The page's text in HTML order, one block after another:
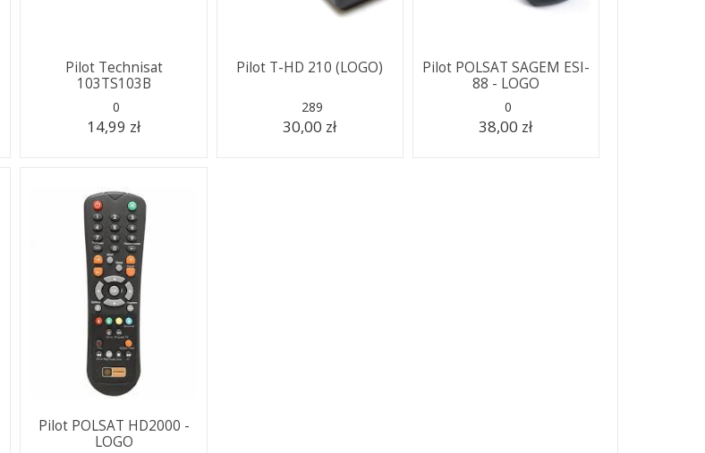
Pilot Technisat
103TS103B
0
14,99 zł
Pilot T-HD 210 (LOGO)
289
30,00 zł
Pilot POLSAT SAGEM ESI-
88 - LOGO
0
38,00 zł
Pilot POLSAT HD2000 -
LOGO